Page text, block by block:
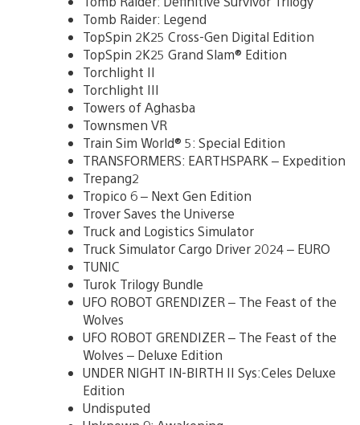
Tomb Raider: Legend
TopSpin 2K25 Cross-Gen Digital Edition
TopSpin 2K25 Grand Slam® Edition
Torchlight II
Torchlight III
Towers of Aghasba
Townsmen VR
Train Sim World® 5: Special Edition
TRANSFORMERS: EARTHSPARK – Expedition
Trepang2
Tropico 6 – Next Gen Edition
Trover Saves the Universe
Truck and Logistics Simulator
Truck Simulator Cargo Driver 2024 – EURO
TUNIC
Turok Trilogy Bundle
UFO ROBOT GRENDIZER – The Feast of the
Wolves
UFO ROBOT GRENDIZER – The Feast of the
Wolves – Deluxe Edition
UNDER NIGHT IN-BIRTH II Sys:Celes Deluxe
Edition
Undisputed